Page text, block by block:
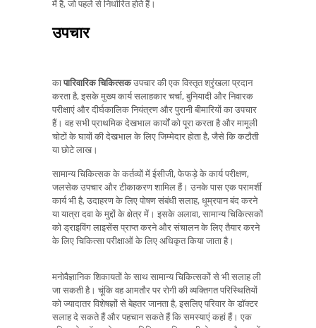
में है, जो पहले से निर्धारित होते हैं।
उपचार
कापारिवारिक चिकित्सकउपचार की एक विस्तृत श्रृंखला प्रदान
करता है, इसके मुख्य कार्य सलाहकार चर्चा, बुनियादी और निवारक
परीक्षाएं और दीर्घकालिक नियंत्रण और पुरानी बीमारियों का उपचार
हैं। वह सभी प्राथमिक देखभाल कार्यों को पूरा करता है और मामूली
चोटों के घावों की देखभाल के लिए जिम्मेदार होता है, जैसे कि कटौती
या छोटे लाख।
सामान्य चिकित्सक के कर्तव्यों में ईसीजी, फेफड़े के कार्य परीक्षण,
जलसेक उपचार और टीकाकरण शामिल हैं। उनके पास एक परामर्शी
कार्य भी है, उदाहरण के लिए पोषण संबंधी सलाह, धूम्रपान बंद करने
या यात्रा दवा के मुद्दों के क्षेत्र में। इसके अलावा, सामान्य चिकित्सकों
को ड्राइविंग लाइसेंस प्राप्त करने और संचालन के लिए तैयार करने
के लिए चिकित्सा परीक्षाओं के लिए अधिकृत किया जाता है।
मनोवैज्ञानिक शिकायतों के साथ सामान्य चिकित्सकों से भी सलाह ली
जा सकती है। चूंकि वह आमतौर पर रोगी की व्यक्तिगत परिस्थितियों
को ज्यादातर विशेषज्ञों से बेहतर जानता है, इसलिए परिवार के डॉक्टर
सलाह दे सकते हैं और पहचान सकते हैं कि समस्याएं कहां हैं। एक